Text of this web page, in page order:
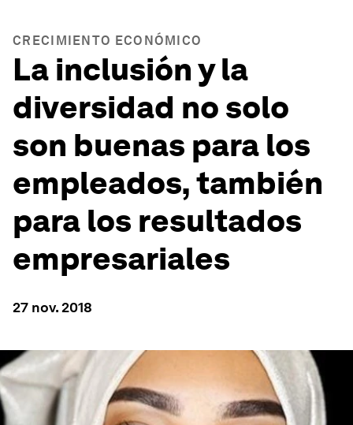
CRECIMIENTO ECONÓMICO
La inclusión y la
diversidad no solo
son buenas para los
empleados, también
para los resultados
empresariales
27 nov. 2018